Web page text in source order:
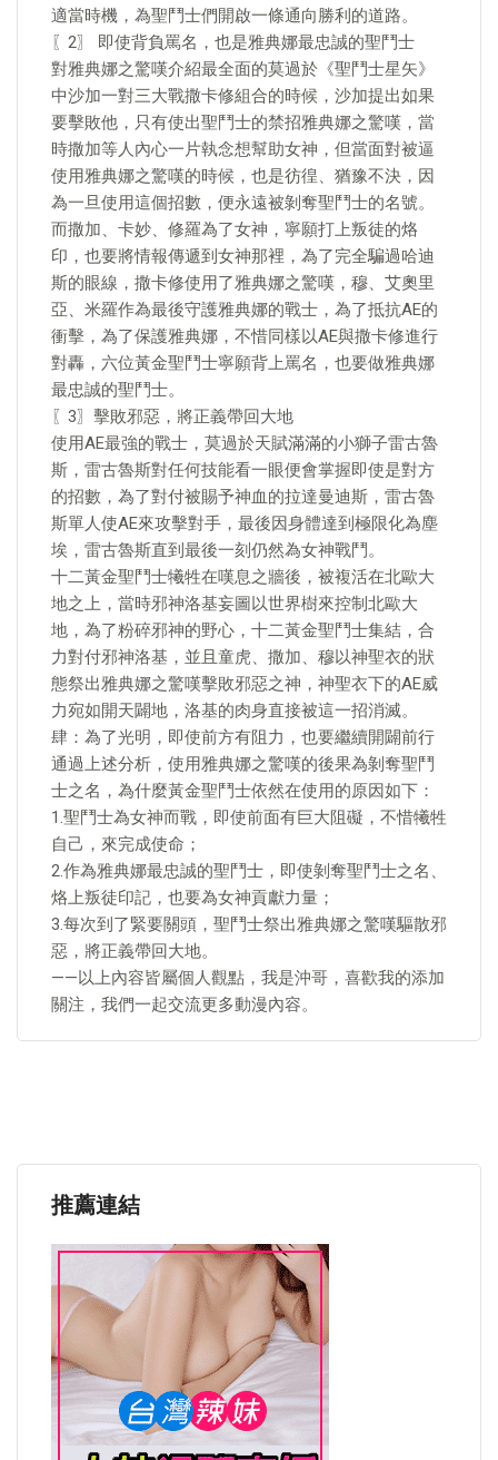
適當時機，為聖鬥士們開啟一條通向勝利的道路。
〖2〗 即使背負罵名，也是雅典娜最忠誠的聖鬥士
對雅典娜之驚嘆介紹最全面的莫過於《聖鬥士星矢》
中沙加一對三大戰撒卡修組合的時候，沙加提出如果
要擊敗他，只有使出聖鬥士的禁招雅典娜之驚嘆，當
時撒加等人內心一片執念想幫助女神，但當面對被逼
使用雅典娜之驚嘆的時候，也是彷徨、猶豫不決，因
為一旦使用這個招數，便永遠被剝奪聖鬥士的名號。
而撒加、卡妙、修羅為了女神，寧願打上叛徒的烙
印，也要將情報傳遞到女神那裡，為了完全騙過哈迪
斯的眼線，撒卡修使用了雅典娜之驚嘆，穆、艾奧里
亞、米羅作為最後守護雅典娜的戰士，為了抵抗AE的
衝擊，為了保護雅典娜，不惜同樣以AE與撒卡修進行
對轟，六位黃金聖鬥士寧願背上罵名，也要做雅典娜
最忠誠的聖鬥士。
〖3〗擊敗邪惡，將正義帶回大地
使用AE最強的戰士，莫過於天賦滿滿的小獅子雷古魯
斯，雷古魯斯對任何技能看一眼便會掌握即使是對方
的招數，為了對付被賜予神血的拉達曼迪斯，雷古魯
斯單人使AE來攻擊對手，最後因身體達到極限化為塵
埃，雷古魯斯直到最後一刻仍然為女神戰鬥。
十二黃金聖鬥士犧牲在嘆息之牆後，被複活在北歐大
地之上，當時邪神洛基妄圖以世界樹來控制北歐大
地，為了粉碎邪神的野心，十二黃金聖鬥士集結，合
力對付邪神洛基，並且童虎、撒加、穆以神聖衣的狀
態祭出雅典娜之驚嘆擊敗邪惡之神，神聖衣下的AE威
力宛如開天闢地，洛基的肉身直接被這一招消滅。
肆：為了光明，即使前方有阻力，也要繼續開闢前行
通過上述分析，使用雅典娜之驚嘆的後果為剝奪聖鬥
士之名，為什麼黃金聖鬥士依然在使用的原因如下：
1.聖鬥士為女神而戰，即使前面有巨大阻礙，不惜犧牲
自己，來完成使命；
2.作為雅典娜最忠誠的聖鬥士，即使剝奪聖鬥士之名、
烙上叛徒印記，也要為女神貢獻力量；
3.每次到了緊要關頭，聖鬥士祭出雅典娜之驚嘆驅散邪
惡，將正義帶回大地。
——以上內容皆屬個人觀點，我是沖哥，喜歡我的添加
關注，我們一起交流更多動漫內容。
推薦連結